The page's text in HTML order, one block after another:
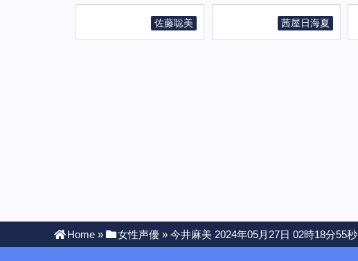
佐藤聡美 茜屋日海夏
Home » 女性声優 » 今井麻美 2024年05月27日 02時18分55秒